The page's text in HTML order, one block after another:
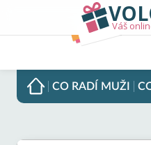
Váš
CO RADÍ MUŽI